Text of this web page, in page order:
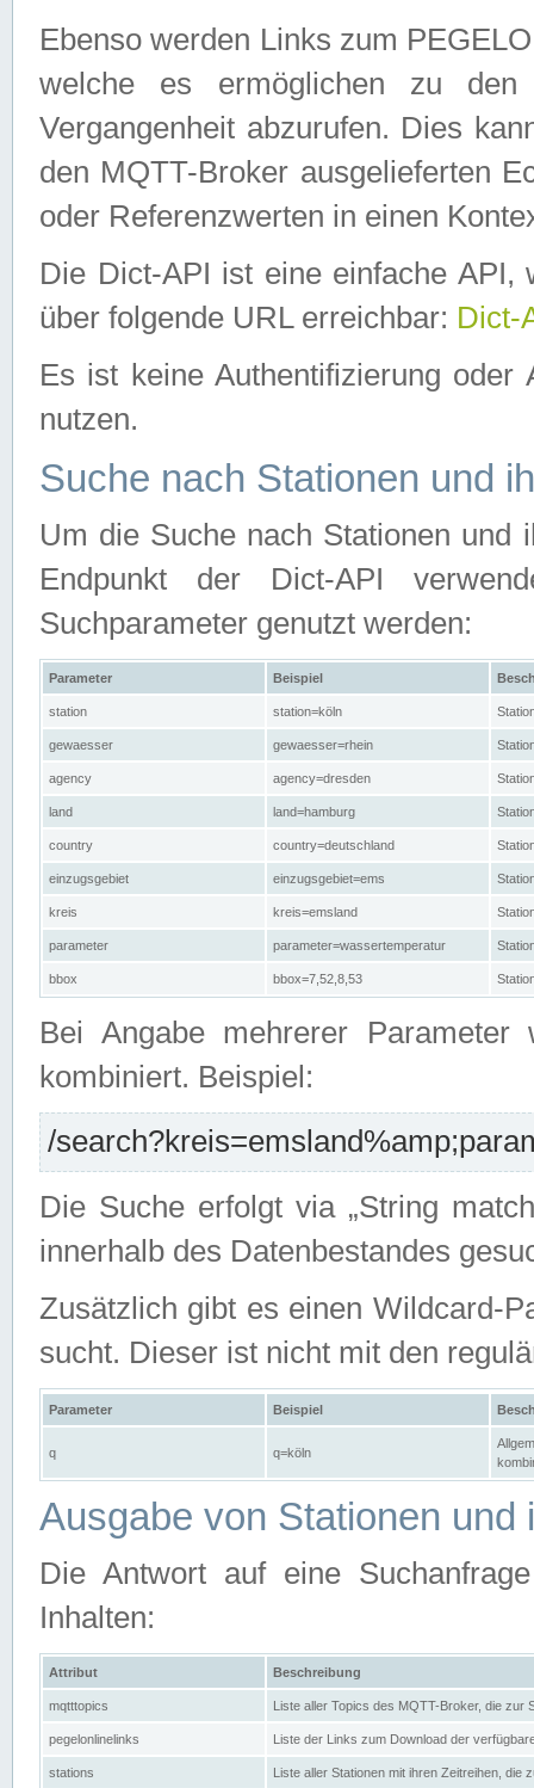
Ebenso werden Links zum
welche es ermöglichen zu den
Vergangenheit abzurufen. Dies
den MQTT-Broker ausgelieferten
oder Referenzwerten in einen
Die Dict-API ist eine einfache API,
über folgende URL erreichbar: Dict-
Es ist keine Authentifizierung
nutzen.
Suche nach Stationen und
Um die Suche nach Stationen und
Endpunkt der Dict-API
Suchparameter genutzt werden:
Parameter Beispiel
station station=köln
gewaesser gewaesser=rhein
agency agency=dresden
land land=hamburg
country country=deutschland
einzugsgebiet einzugsgebiet=ems
kreis kreis=emsland
parameter parameter=wassertemperatur
bbox bbox=7,52,8,53
Bei Angabe mehrerer Parameter
kombiniert. Beispiel:
/
Die Suche erfolgt via „String
innerhalb des Datenbestandes
Zusätzlich gibt es einen Wildcard-
sucht. Dieser ist nicht mit den
Parameter Beispiel
q q=köln
Ausgabe von Stationen und
Die Antwort auf eine
Inhalten:
Attribut Beschreibung
mqtttopics Liste aller Topics des MQTT-Broker, die zur
pegelonlinelinks Liste der Links zum Download der
stations Liste aller Stationen mit ihren Zeitreihen, die